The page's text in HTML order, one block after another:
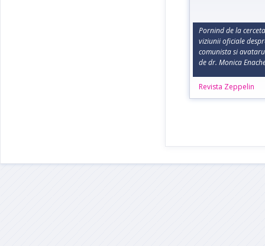
Pornind de la
viziunii oficiale
comunista si
de dr. Monica
Revista Zeppelin